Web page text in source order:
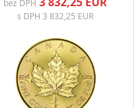
bez DPH
s DPH 3 832,25 EUR